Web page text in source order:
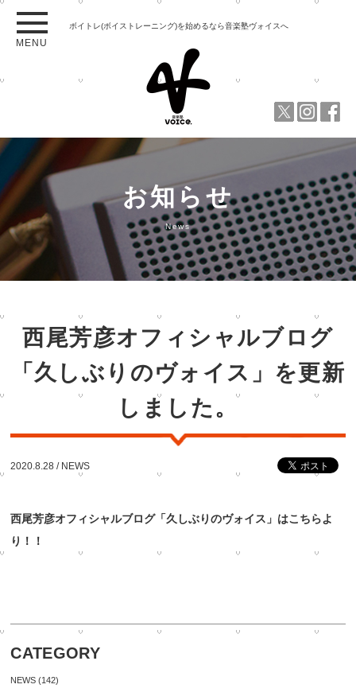
MENU
ボイトレ(ボイストレーニング)を始めるなら音楽塾ヴォイスへ
お知らせ
News
西尾芳彦オフィシャルブログ
「久しぶりのヴォイス」を更新
しました。
2020.8.28 / NEWS
西尾芳彦オフィシャルブログ「久しぶりのヴォイス」はこちらよ
り！！
CATEGORY
NEWS (142)